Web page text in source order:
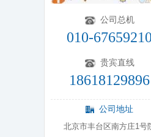
公司总机
010-67659210
贵宾直线
18618129896
公司地址
北京市丰台区南方庄1号